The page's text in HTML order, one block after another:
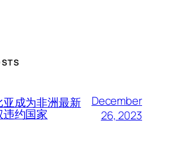
成为非洲最新
约国家
December
26, 2023